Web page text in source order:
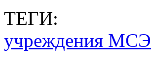
ТЕГИ:
учреждения МСЭ